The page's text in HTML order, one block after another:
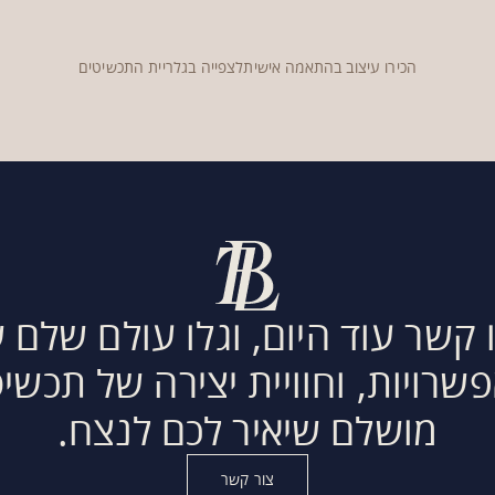
הכירו עיצוב בהתאמה אישיתלצפייה בגלריית התכשיטים
קשר עוד היום, וגלו עולם
וחוויית יצירה של
מושלם שיאיר לכם לנצח.
צור קשר